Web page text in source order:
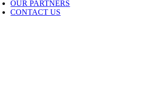
OUR PARTNERS
CONTACT US